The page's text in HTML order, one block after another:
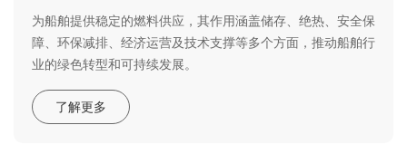
为船舶提供稳定的燃料供应，其作用涵盖储存、绝热、安全保
障、环保减排、经济运营及技术支撑等多个方面，推动船舶行
业的绿色转型和可持续发展。
了解更多